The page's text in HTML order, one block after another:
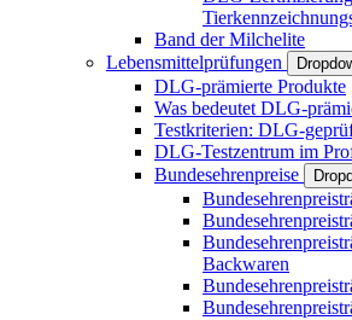
Band der Milchelite
Lebensmittelprüfungen
DLG-prämierte Produkte
Was bedeutet DLG-
Testkriterien: DLG-
DLG-Testzentrum im
Bundesehrenpreise
Backwaren